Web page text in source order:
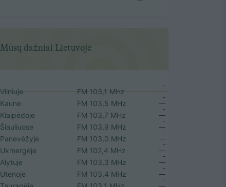
Mūsų dažniai Lietuvoje
Vilniuje
FM 103,1 MHz
Kaune
FM 103,5 MHz
Klaipėdoje
FM 103,7 MHz
Šiauliuose
FM 103,9 MHz
Panevėžyje
FM 103,0 MHz
Ukmergėje
FM 102,4 MHz
Alytuje
FM 103,3 MHz
Utenoje
FM 103,4 MHz